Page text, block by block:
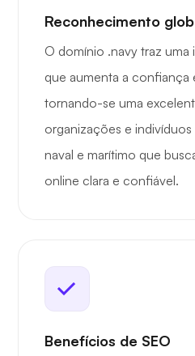
Reconhecimento
O domínio .navy traz uma
que aumenta a
tornando-se uma
organizações e
naval e marítimo que
online clara e confiável.
Benefícios de SEO